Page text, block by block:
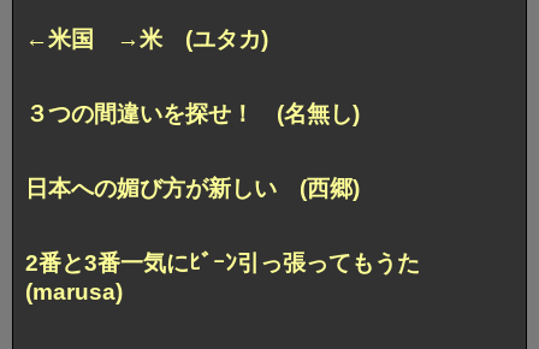
←米国 →米 (ユタカ)
３つの間違いを探せ！ (名無し)
日本への媚び方が新しい (西郷)
2番と3番一気にﾋﾞｰﾝ引っ張ってもうた
(marusa)